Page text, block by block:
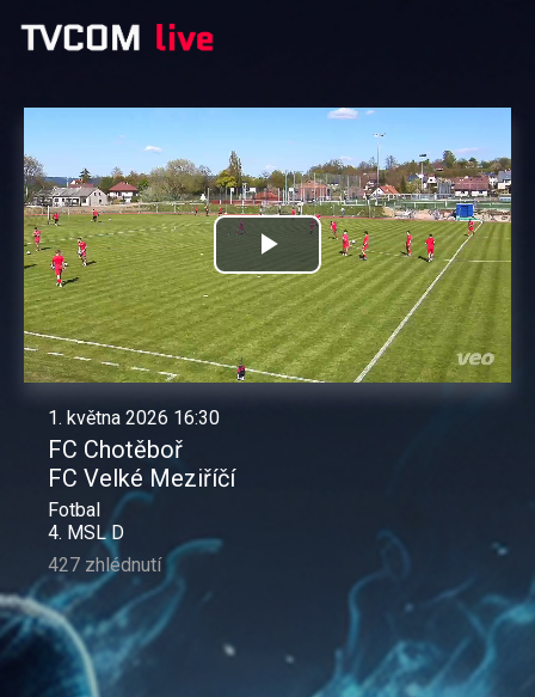
Přehrát
video
1. května 2026 16:30
FC Chotěboř
FC Velké Meziříčí
Fotbal
4. MSL D
427 zhlédnutí